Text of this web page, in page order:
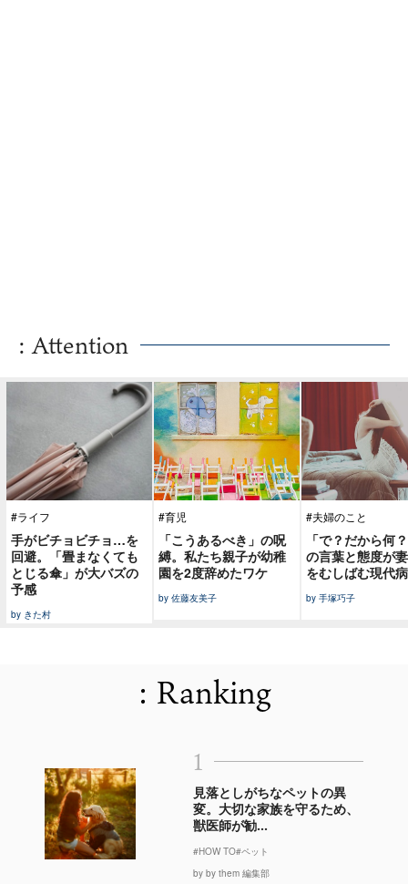
: Attention
#ライフ
手がビチョビチョ…を
回避。「畳まなくても
とじる傘」が大バズの
予感
by きた村
#育児
「こうあるべき」の呪
縛。私たち親子が幼稚
園を2度辞めたワケ
by 佐藤友美子
#夫婦のこと
「で？だから何
の言葉と態度が
をむしばむ現代病
by 手塚巧子
: Ranking
1
見落としがちなペットの異
変。大切な家族を守るため、
獣医師が勧...
#HOW TO#ペット
by by them 編集部